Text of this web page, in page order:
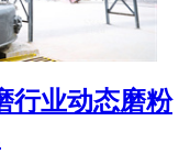
行业动态磨粉